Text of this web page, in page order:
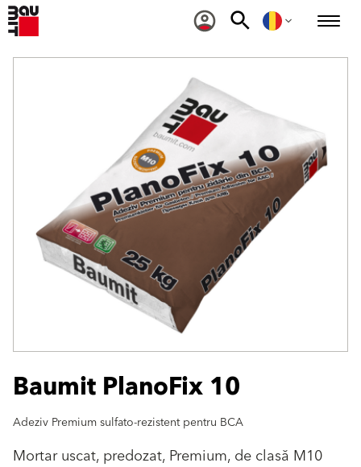
Baumit PlanoFix 10
Adeziv Premium sulfato-rezistent pentru BCA
Mortar uscat, predozat, Premium, de clasă M10